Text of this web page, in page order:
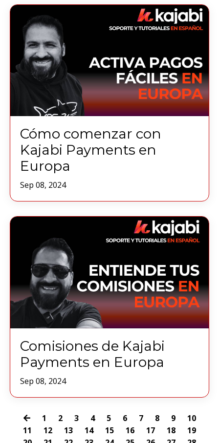
Cómo comenzar con
Kajabi Payments en
Europa
Sep 08, 2024
Comisiones de Kajabi
Payments en Europa
Sep 08, 2024
1 2 3 4 5 6 7 8 9
10
11
12 13 14 15 16 17 18
19